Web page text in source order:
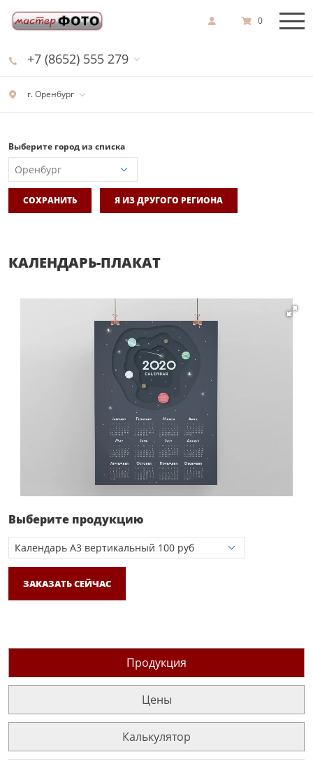
г. Оренбург
+7 (8652) 555 279
0
Выберите город из списка
СОХРАНИТЬ Я ИЗ ДРУГОГО РЕГИОНА
КАЛЕНДАРЬ-ПЛАКАТ
Выберите продукцию
ЗАКАЗАТЬ СЕЙЧАС
Продукция
Цены
Калькулятор